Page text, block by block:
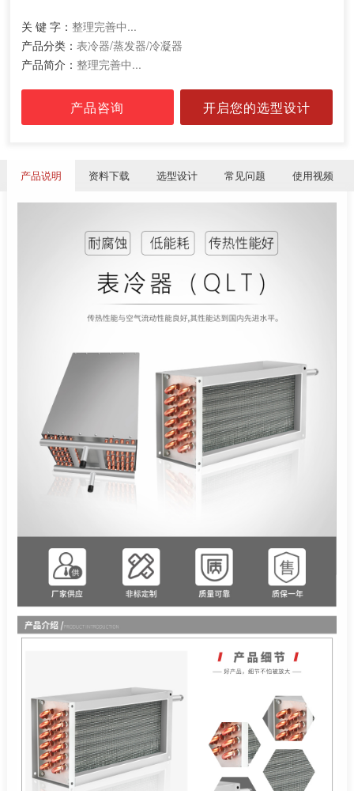
关 键 字： 整理完善中...
产品分类： 表冷器/蒸发器/冷凝器
产品简介： 整理完善中...
产品咨询 开启您的选型设计
产品说明 资料下载 选型设计 常见问题 使用视频